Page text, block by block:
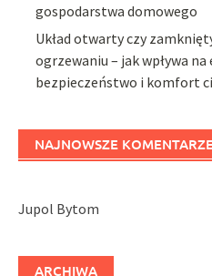
gospodarstwa domowego
Układ otwarty czy
ogrzewaniu – jak wpływa
bezpieczeństwo i komfort
NAJNOWSZE
Jupol Bytom
ARCHIWA